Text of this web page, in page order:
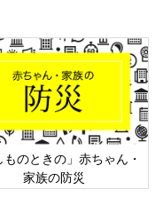
かったって言う方が正
のは、どこにどんな虫
と。
ものときの」赤ちゃん・
家族の防災